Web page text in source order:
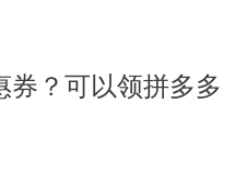
券？可以领拼多多